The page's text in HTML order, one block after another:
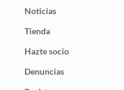
Noticias
Tienda
Hazte socio
Denuncias